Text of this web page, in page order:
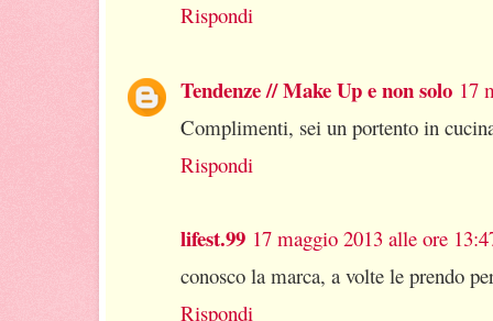
Rispondi
Tendenze // Make Up e non solo 17
Complimenti, sei un portento in
Rispondi
lifest.99 17 maggio 2013 alle ore
conosco la marca, a volte le prendo
Rispondi